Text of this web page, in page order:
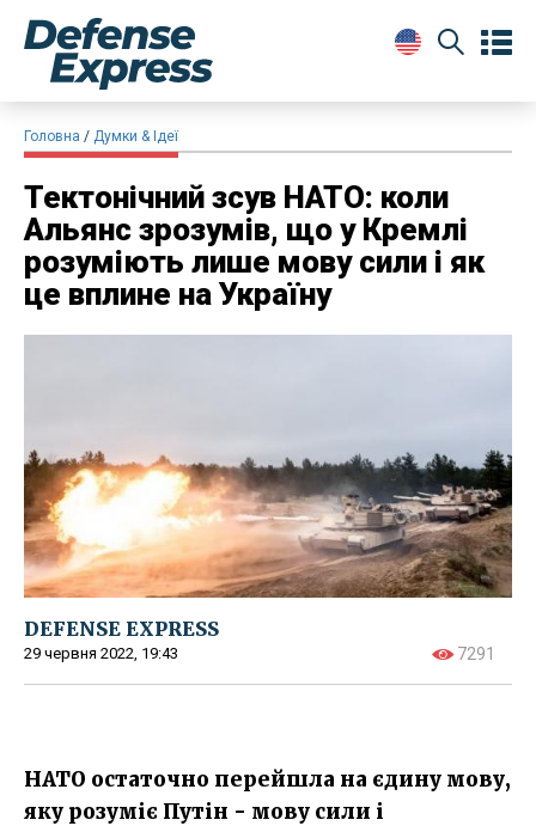
Головна Думки & Ідеї
Тектонічний зсув НАТО: коли
Альянс зрозумів, що у Кремлі
розуміють лише мову сили і як
це вплине на Україну
DEFENSE EXPRESS
29 червня 2022, 19:43 7291
НАТО остаточно перейшла на єдину мову,
яку розуміє Путін - мову сили і